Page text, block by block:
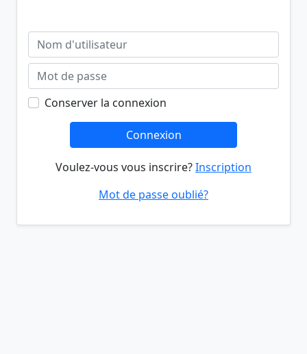
Conserver la connexion
Connexion
Voulez-vous vous inscrire?Inscription
Mot de passe oublié?